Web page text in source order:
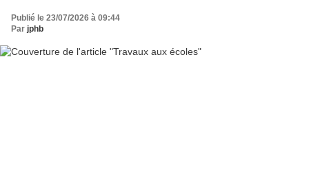
Publié le 23/07/2026 à 09:44
Par jphb